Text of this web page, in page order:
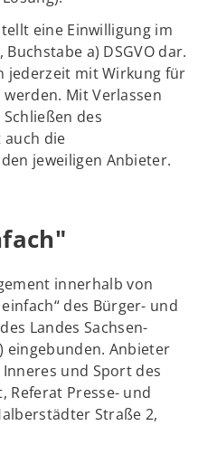
eine Einwilligung im
a) DSGVO dar.
jederzeit mit Wirkung für
Mit Verlassen
des
die
jeweiligen Anbieter.
innerhalb von
des Bürger- und
Landes Sachsen-
eingebunden. Anbieter
und Sport des
Referat Presse- und
Straße 2,